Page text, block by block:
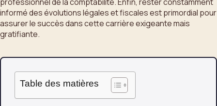
informé des évolutions légales et fiscales est primordial pour
assurer le succès dans cette carrière exigeante mais
gratifiante.
Table des matières